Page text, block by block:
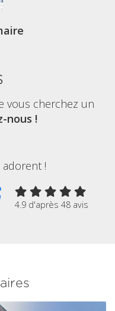
vous cherchez un
nous !
!
4.9 d'après 48 avis